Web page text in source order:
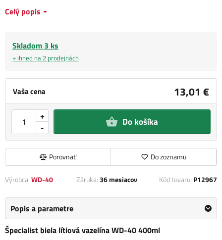
Vaša cena 13,01 €
-
+ Do košíka
Porovnať Do zoznamu
Celý popis
Skladom 3 ks
+ ihned na 2 prodejnách
Výrobca:WD-40 Záruka:36 mesiacov Kód tovaru: P12967
Popis a parametre
Špecialist biela lítiová vazelína WD-40 400ml